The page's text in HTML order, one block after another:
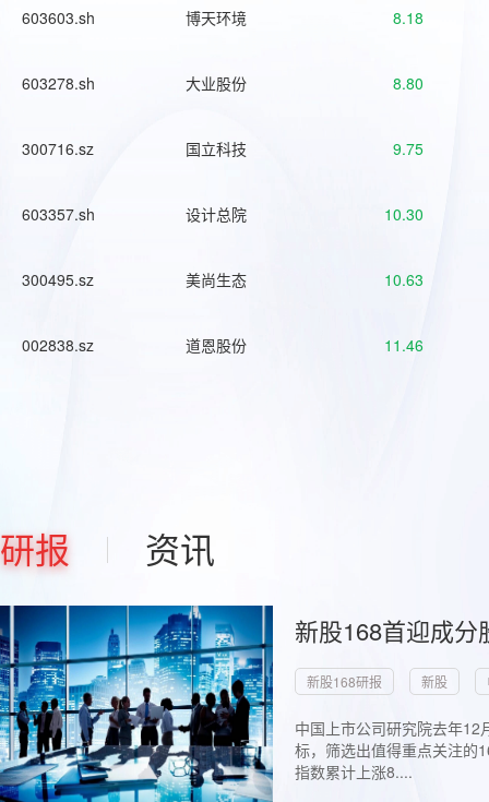
603603.sh 博天环境 8.18
603278.sh 大业股份 8.80
300716.sz 国立科技 9.75
603357.sh 设计总院 10.30
300495.sz 美尚生态 10.63
002838.sz 道恩股份 11.46
研报 资讯
新股168首迎成
新股168研报 新股
中国上市公司研究院去年
标，筛选出值得重点关注的
指数累计上涨8....